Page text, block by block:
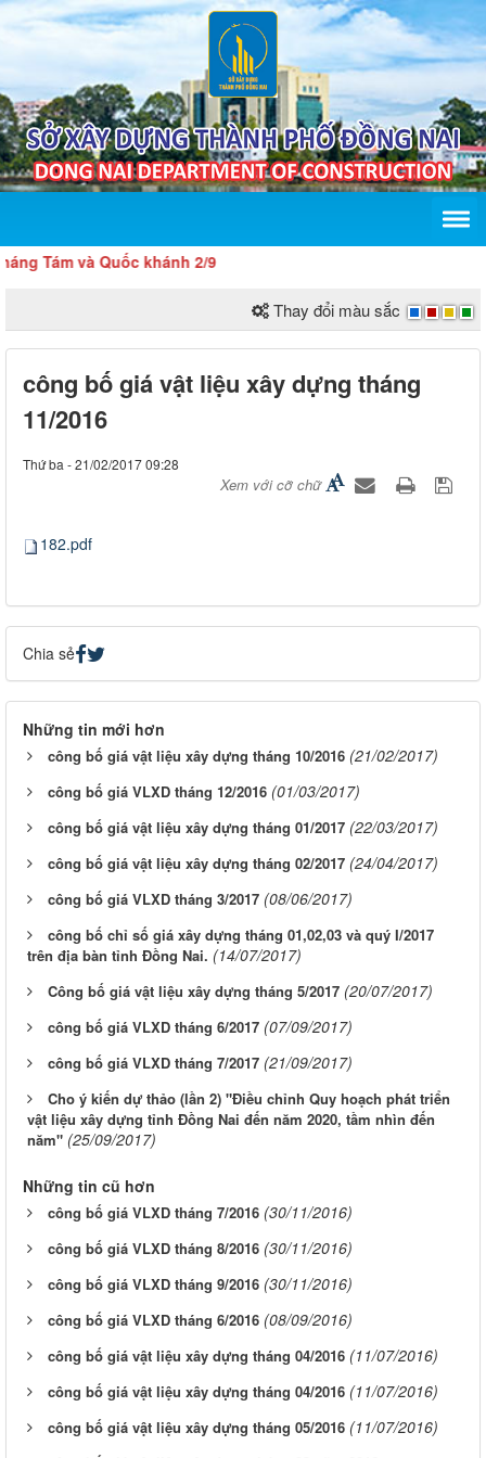
Tám và Quốc khánh 2/9
Thay đổi màu sắc
công bố giá vật liệu xây dựng tháng
11/2016
Thứ ba - 21/02/2017 09:28
Xem với cỡ chữ
182.pdf
Chia sẻ
Những tin mới hơn
công bố giá vật liệu xây dựng tháng 10/2016 (21/02/2017)
công bố giá VLXD tháng 12/2016 (01/03/2017)
công bố giá vật liệu xây dựng tháng 01/2017 (22/03/2017)
công bố giá vật liệu xây dựng tháng 02/2017 (24/04/2017)
công bố giá VLXD tháng 3/2017 (08/06/2017)
công bố chỉ số giá xây dựng tháng 01,02,03 và quý I/2017
trên địa bàn tỉnh Đồng Nai. (14/07/2017)
Công bố giá vật liệu xây dựng tháng 5/2017 (20/07/2017)
công bố giá VLXD tháng 6/2017 (07/09/2017)
công bố giá VLXD tháng 7/2017 (21/09/2017)
Cho ý kiến dự thảo (lần 2) "Điều chỉnh Quy hoạch phát triển
vật liệu xây dựng tỉnh Đồng Nai đến năm 2020, tầm nhìn đến
năm" (25/09/2017)
Những tin cũ hơn
công bố giá VLXD tháng 7/2016 (30/11/2016)
công bố giá VLXD tháng 8/2016 (30/11/2016)
công bố giá VLXD tháng 9/2016 (30/11/2016)
công bố giá VLXD tháng 6/2016 (08/09/2016)
công bố giá vật liệu xây dựng tháng 04/2016 (11/07/2016)
công bố giá vật liệu xây dựng tháng 04/2016 (11/07/2016)
công bố giá vật liệu xây dựng tháng 05/2016 (11/07/2016)
LỊCH CÔNG TÁC CỦA LÃNH ĐẠO SỞ XÂY DỰNG (Từ ngày